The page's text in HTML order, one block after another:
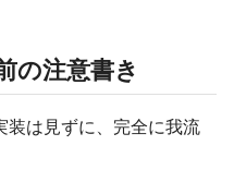
の注意書き
は見ずに、完全に我流